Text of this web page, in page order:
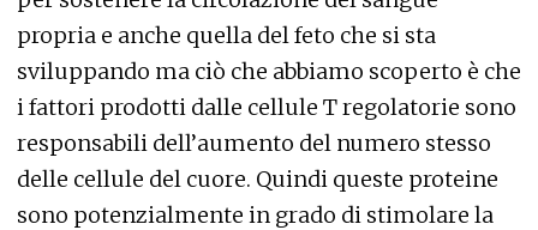
propria e anche quella del feto che si sta
sviluppando ma ciò che abbiamo scoperto è che
i fattori prodotti dalle cellule T regolatorie sono
responsabili dell’aumento del numero stesso
delle cellule del cuore. Quindi queste proteine
sono potenzialmente in grado di stimolare la